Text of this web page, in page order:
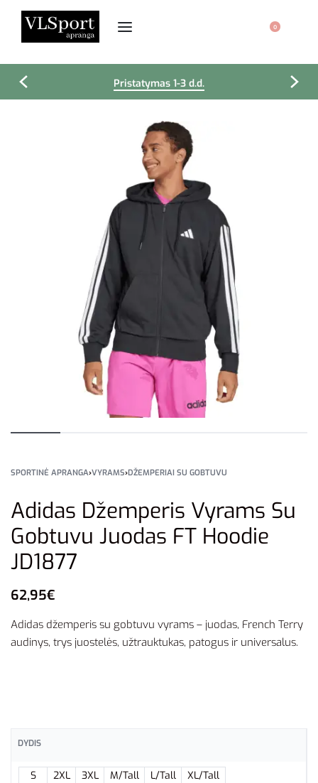
0
Pristatymas 1-3 d.d.
SPORTINĖ APRANGA›VYRAMS›DŽEMPERIAI SU GOBTUVU
Adidas Džemperis Vyrams Su
Gobtuvu Juodas FT Hoodie
JD1877
62,95€
Adidas džemperis su gobtuvu vyrams – juodas, French Terry
audinys, trys juostelės, užtrauktukas, patogus ir universalus.
DYDIS
S 2XL 3XL M/Tall L/Tall XL/Tall